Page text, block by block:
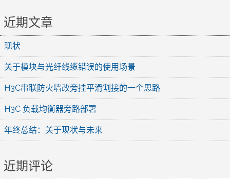
近期文章
现状
关于模块与光纤线缆错误的使用场景
H3C串联防火墙改旁挂平滑割接的一个思路
H3C 负载均衡器旁路部署
年终总结：关于现状与未来
近期评论